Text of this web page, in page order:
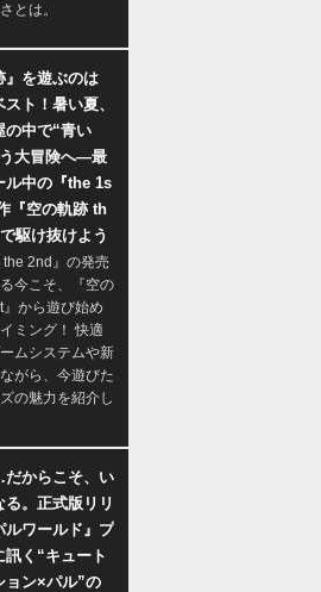
とは。
』を遊ぶのは
スト！暑い夏、
の中で“青い
大冒険へ―最
ル中の『the 1s
『空の軌跡 th
駆け抜けよう
the 2nd』の発売
今こそ、『空の
から遊び始め
ミング！ 快適
ムシステムや新
がら、今遊びた
の魅力を紹介し
からこそ、い
る。正式版リリ
ルワールド』プ
訊く“キュート
ョン×パル”の